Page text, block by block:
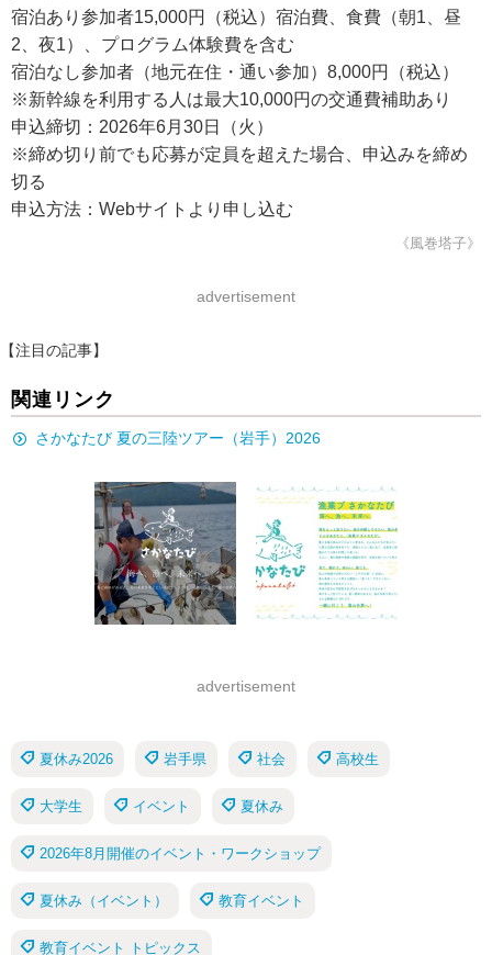
宿泊あり参加者15,000円（税込）宿泊費、食費（朝1、昼
2、夜1）、プログラム体験費を含む
宿泊なし参加者（地元在住・通い参加）8,000円（税込）
※新幹線を利用する人は最大10,000円の交通費補助あり
申込締切：2026年6月30日（火）
※締め切り前でも応募が定員を超えた場合、申込みを締め
切る
申込方法：Webサイトより申し込む
《風巻塔子》
advertisement
【注目の記事】
関連リンク
さかなたび 夏の三陸ツアー（岩手）2026
advertisement
夏休み2026 岩手県 社会 高校生
大学生 イベント 夏休み
2026年8月開催のイベント・ワークショップ
夏休み（イベント） 教育イベント
教育イベント トピックス